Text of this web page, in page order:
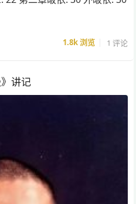
1.8k浏览 1 评论
讲记